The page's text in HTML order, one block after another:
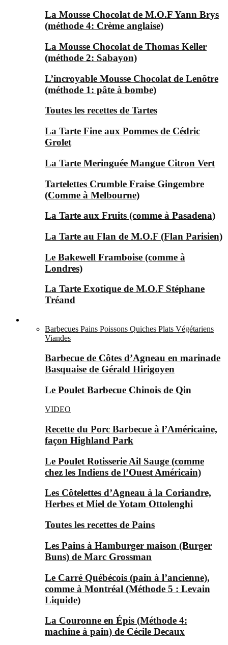
La Mousse Chocolat de M.O.F Yann Brys
(méthode 4: Crème anglaise)
La Mousse Chocolat de Thomas Keller
(méthode 2: Sabayon)
L’incroyable Mousse Chocolat de Lenôtre
(méthode 1: pâte à bombe)
Toutes les recettes de Tartes
La Tarte Fine aux Pommes de Cédric
Grolet
La Tarte Meringuée Mangue Citron Vert
Tartelettes Crumble Fraise Gingembre
(Comme à Melbourne)
La Tarte aux Fruits (comme à Pasadena)
La Tarte au Flan de M.O.F (Flan Parisien)
Le Bakewell Framboise (comme à
Londres)
La Tarte Exotique de M.O.F Stéphane
Tréand
Barbecues Pains Poissons Quiches Plats Végétariens
Viandes
Barbecue de Côtes d’Agneau en marinade
Basquaise de Gérald Hirigoyen
Le Poulet Barbecue Chinois de Qin
VIDEO
Recette du Porc Barbecue à l’Américaine,
façon Highland Park
Le Poulet Rotisserie Ail Sauge (comme
chez les Indiens de l’Ouest Américain)
Les Côtelettes d’Agneau à la Coriandre,
Herbes et Miel de Yotam Ottolenghi
Toutes les recettes de Pains
Les Pains à Hamburger maison (Burger
Buns) de Marc Grossman
Le Carré Québécois (pain à l’ancienne),
comme à Montréal (Méthode 5 : Levain
Liquide)
La Couronne en Épis (Méthode 4:
machine à pain) de Cécile Decaux